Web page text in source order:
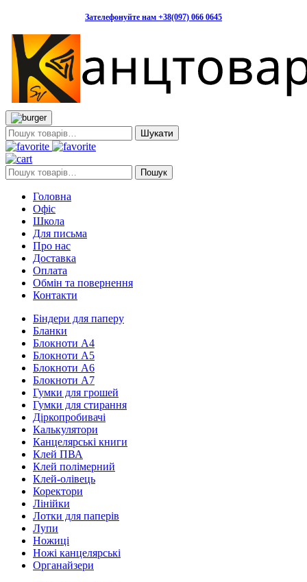
Зателефонуйте нам +38(097) 066 0645
Пошук:
Пошук: Пошук
Головна
Офіс
Школа
Для письма
Про нас
Доставка
Оплата
Обмін та повернення
Контакти
Біндери для паперу
Бланки
Блокноти А4
Блокноти А5
Блокноти А6
Блокноти А7
Гумки для грошей
Гумки для стирання
Діркопробивачі
Калькулятори
Канцелярські книги
Клей ПВА
Клей полімерний
Клей-олівець
Коректори
Лінійки
Лотки для паперів
Лупи
Ножиці
Ножі канцелярські
Органайзери